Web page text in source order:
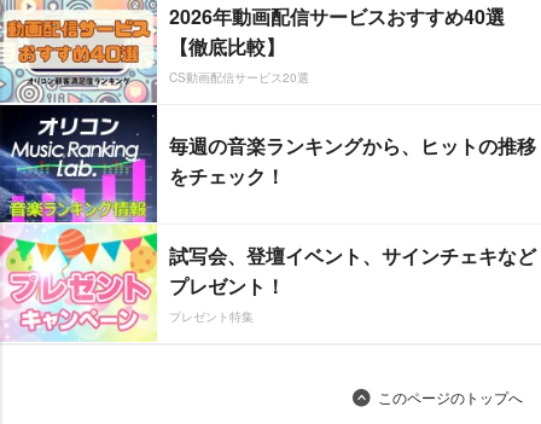
2026年動画配信サービスおすすめ40選
【徹底比較】
CS動画配信サービス20選
毎週の音楽ランキングから、ヒットの推移
をチェック！
試写会、登壇イベント、サインチェキなど
プレゼント！
プレゼント特集
このページのトップへ